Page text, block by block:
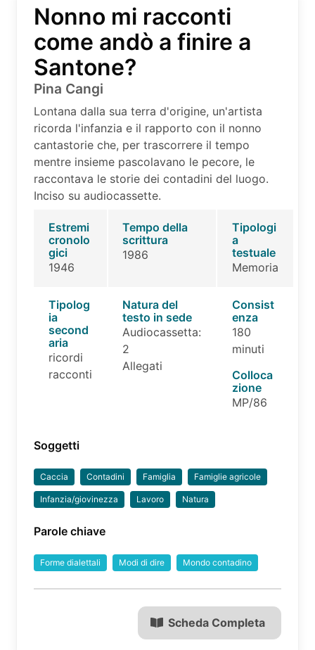
Nonno mi racconti
come andò a finire a
Santone?
Pina Cangi
Lontana dalla sua terra d'origine, un'artista
ricorda l'infanzia e il rapporto con il nonno
cantastorie che, per trascorrere il tempo
mentre insieme pascolavano le pecore, le
raccontava le storie dei contadini del luogo.
Inciso su audiocassette.
Estremi
cronolo
gici
1946
Tempo della
scrittura
1986
Tipologi
a
testuale
Memoria
Tipolog
ia
second
aria
ricordi
racconti
Natura del
testo in sede
Audiocassetta:
2
Allegati
Consist
enza
180
minuti
Colloca
zione
MP/86
Soggetti
Caccia Contadini Famiglia Famiglie agricole
Infanzia/giovinezza Lavoro Natura
Parole chiave
Forme dialettali Modi di dire Mondo contadino
Scheda Completa